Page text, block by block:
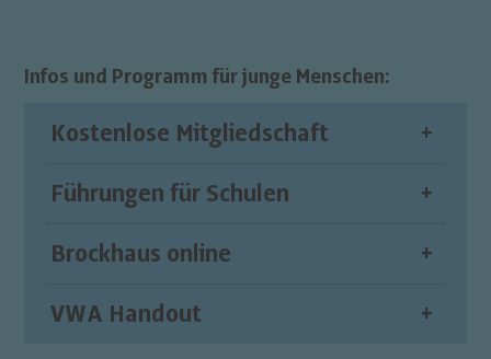
Infos und Programm für junge Menschen:
Kostenlose Mitgliedschaft
Führungen für Schulen
Brockhaus online
VWA Handout